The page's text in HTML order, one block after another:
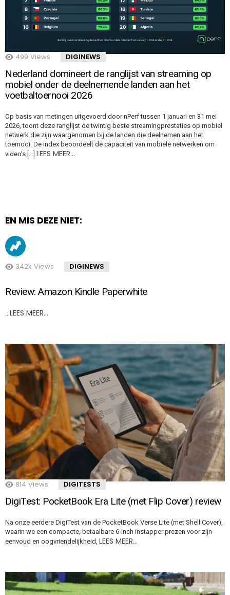
499 Views DIGINEWS
Nederland domineert de ranglijst van streaming op
mobiel onder de deelnemende landen aan het
voetbaltoernooi 2026
Op basis van metingen uitgevoerd door nPerf tussen 1 januari en 31 mei
2026, toont deze ranglijst de twintig beste streamingprestaties op mobiel
netwerk die zijn waargenomen bij de landen die deelnemen aan het
toernooi. De index beoordeelt de capaciteit van mobiele netwerken om
video’s […] LEES MEER…
EN MIS DEZE NIET:
342k Views DIGINEWS
Review: Amazon Kindle Paperwhite
.. LEES MEER…
814 Views DIGITESTS
DigiTest: PocketBook Era Lite (met Flip Cover) review
Na onze eerdere DigiTest van de PocketBook Verse Lite (met Shell Cover),
waarin we een compacte, betaalbare 6-inch instapper prezen voor zijn
eenvoud en oogvriendelijkheid, LEES MEER…